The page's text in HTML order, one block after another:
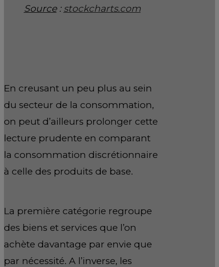
Source: stockcharts.com
En creusant un peu plus au sein
du secteur de la consommation,
on peut d’ailleurs prolonger cette
lecture prudente en comparant
la consommation discrétionnaire
à celle des produits de base.
La première catégorie regroupe
des biens et services que l’on
achète davantage par envie que
par nécessité. A l’inverse, les